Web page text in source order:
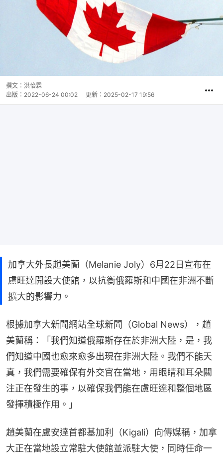
撰文： 洪怡霖
出版： 2022-06-24 00:02 更新： 2025-02-17 19:56
加拿大外長趙美蘭（Melanie Joly）6月22日宣布在
盧旺達開設大使館，以抗衡俄羅斯和中國在非洲不斷
擴大的影響力。
根據加拿大新聞網站全球新聞（Global News），趙
美蘭稱：「我們知道俄羅斯存在於非洲大陸，是，我
們知道中國也愈來愈多出現在非洲大陸。我們不能天
真，我們需要確保有外交官在當地，用眼睛和耳朵關
注正在發生的事，以確保我們能在盧旺達和整個地區
發揮積極作用。」
趙美蘭在盧安達首都基加利（Kigali）向傳媒稱，加拿
大正在當地設立常駐大使館並派駐大使，同時任命一